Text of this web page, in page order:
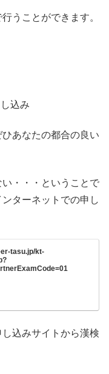
うことができます。
込み
あなたの都合の良い
・・・ということで
ターネットでの申し
tasu.jp/kt-
し込みサイトから漢検